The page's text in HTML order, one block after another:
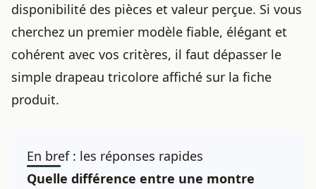
disponibilité des pièces et valeur perçue. Si vous
cherchez un premier modèle fiable, élégant et
cohérent avec vos critères, il faut dépasser le
simple drapeau tricolore affiché sur la fiche
produit.
En bref : les réponses rapides
Quelle différence entre une montre